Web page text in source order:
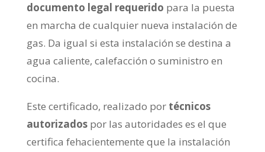
documento legal requerido para la puesta
en marcha de cualquier nueva instalación de
gas. Da igual si esta instalación se destina a
agua caliente, calefacción o suministro en
cocina.
Este certificado, realizado por técnicos
autorizadospor las autoridades es el que
certifica fehacientemente que la instalación